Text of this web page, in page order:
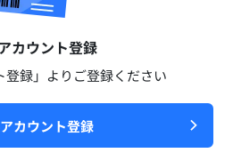
カウント登録​
登録」よりご登録ください​
カウント登録